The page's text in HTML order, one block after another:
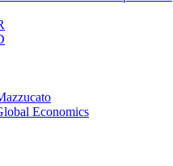
Economics